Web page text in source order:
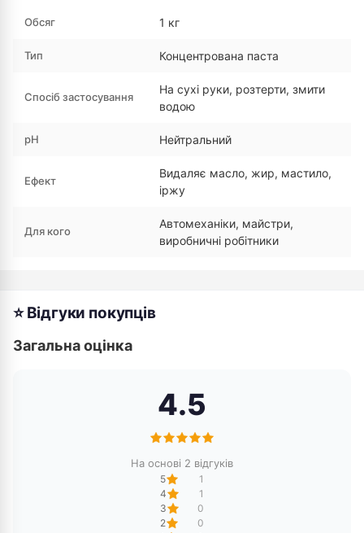
Обсяг 1 кг
Тип Концентрована паста
Спосіб застосування
На сухі руки, розтерти, змити
водою
pH Нейтральний
Ефект
Видаляє масло, жир, мастило,
іржу
Для кого
Автомеханіки, майстри,
виробничні робітники
⭐ Відгуки покупців
Загальна оцінка
4.5
На основі 2 відгуків
5
1
4
1
3
0
2
0